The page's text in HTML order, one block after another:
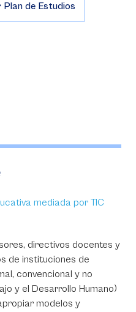
de Estudios
mediada por TIC
directivos docentes y
de instituciones de
convencional y no
y el Desarrollo Humano)
modelos y